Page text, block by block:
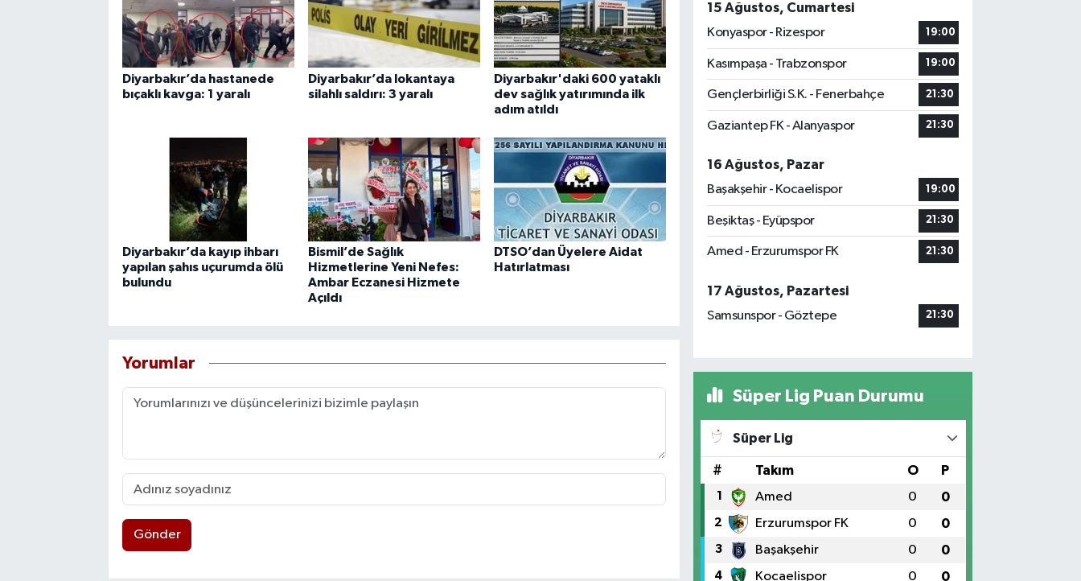
Diyarbakır’da hastanede
bıçaklı kavga: 1 yaralı
Diyarbakır’da lokantaya
silahlı saldırı: 3 yaralı
Diyarbakır'daki 600 yataklı
dev sağlık yatırımında ilk
adım atıldı
Diyarbakır’da kayıp ihbarı
yapılan şahıs uçurumda ölü
bulundu
Bismil’de Sağlık
Hizmetlerine Yeni Nefes:
Ambar Eczanesi Hizmete
Açıldı
DTSO’dan Üyelere Aidat
Hatırlatması
Yorumlar
Gönder
15 Ağustos, Cumartesi
Konyaspor - Rizespor
19:00
Kasımpaşa - Trabzonspor 19:00
Gençlerbirliği S.K. - Fenerbahçe 21:30
Gaziantep FK - Alanyaspor 21:30
16 Ağustos, Pazar
Başakşehir - Kocaelispor
19:00
Beşiktaş - Eyüpspor 21:30
Amed - Erzurumspor FK 21:30
17 Ağustos, Pazartesi
Samsunspor - Göztepe
21:30
Süper Lig Puan Durumu
Süper Lig
# Takım O P
1 Amed 0 0
2 Erzurumspor FK 0 0
3 Başakşehir 0 0
4 Kocaelispor 0 0